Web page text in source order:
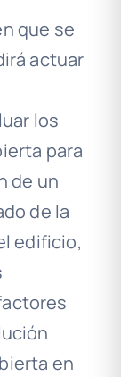
que se
actuar
los
para
de un
de la
edificio,
en